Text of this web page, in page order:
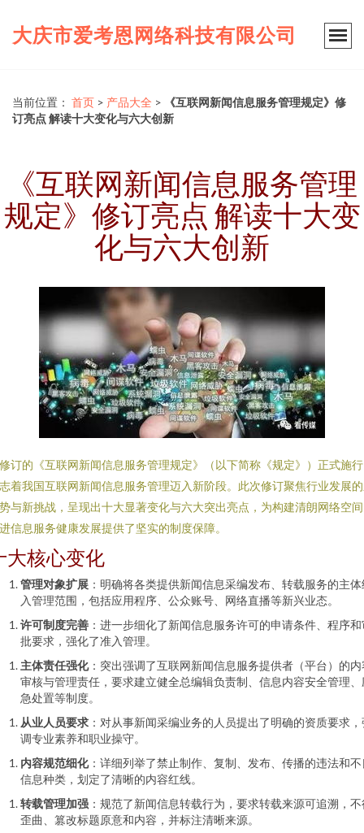
大庆市爱考恩网络科技有限公司
当前位置： 首页 > 产品大全 >
《互联网新闻信息服务管理规定》修
订亮点 解读十大变化与六大创新
《互联网新闻信息服务管理
规定》修订亮点 解读十大变
化与六大创新
订的《互联网新闻信息服务管理规定》（以下简称《规定》）正式施
着我国互联网新闻信息服务管理迈入新阶段。此次修订聚焦行业发展
与新挑战，呈现出十大显著变化与六大突出亮点，为构建清朗网络空
信息服务健康发展提供了坚实的制度保障。
大核心变化
管理对象扩展 ：明确将各类提供新闻信息采编发布、转载服务的主体
入管理范围，包括应用程序、公众账号、网络直播等新兴业态。
许可制度完善 ：进一步细化了新闻信息服务许可的申请条件、程序和
批要求，强化了准入管理。
主体责任强化：突出强调了互联网新闻信息服务提供者（平台）的内
审核与管理责任，要求建立健全总编辑负责制、信息内容安全管理、
急处置等制度。
从业人员要求 ：对从事新闻采编业务的人员提出了明确的资质要求，
调专业素养和职业操守。
内容规范细化：详细列举了禁止制作、复制、发布、传播的违法和不
信息种类，划定了清晰的内容红线。
转载管理加强 ：规范了新闻信息转载行为，要求转载来源可追溯，不
歪曲、篡改标题原意和内容，并标注清晰来源。